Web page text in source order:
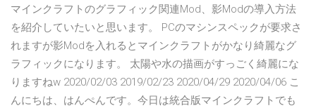
マインクラフトのグラフィック関連Mod、影Modの導入方法
を紹介していたいと思います。 PCのマシンスペックが要求さ
れますが影Modを入れるとマインクラフトがかなり綺麗なグ
ラフィックになります。 太陽や水の描画がすっごく綺麗にな
りますねw 2020/02/03 2019/02/23 2020/04/29 2020/04/06 こ
んにちは、はんぺんです。今日は統合版マインクラフトでも